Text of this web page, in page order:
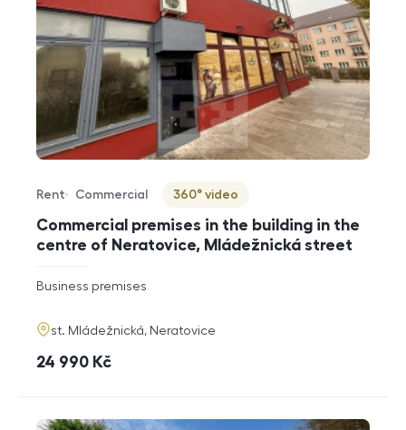
Commercial premises in the building in the
centre of Neratovice, Mládežnická street
Offer type
Rent
Property type
Commercial
Virtuální prohlídka
360° video
rozměry
disposition
Business premises
adresa
st. Mládežnická, Neratovice
cena
24 990 Kč